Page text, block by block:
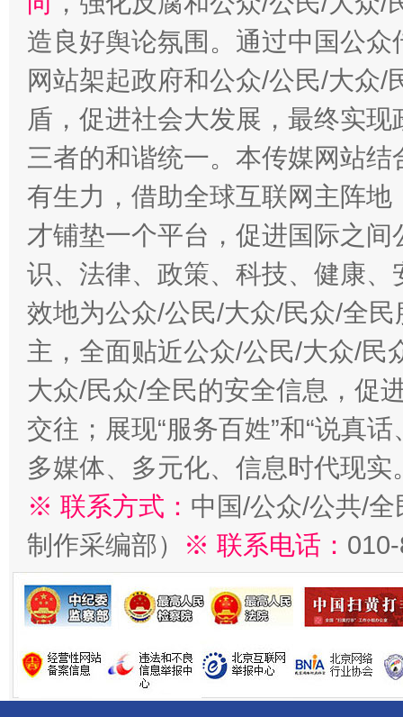
造良好舆论氛围。通过中国公
网站架起政府和公众/公民/大众
盾，促进社会大发展，最终实
三者的和谐统一。本传媒网站
有生力，借助全球互联网主阵
才铺垫一个平台，促进国际之
识、法律、政策、科技、健康
效地为公众/公民/大众/民众/全
主，全面贴近公众/公民/大众/民
大众/民众/全民的安全信息，促
交往；展现“服务百姓”和“说真
多媒体、多元化、信息时代现实
※ 联系方式： 中国/公众/公共/
制作采编部）
※ 联系电话：